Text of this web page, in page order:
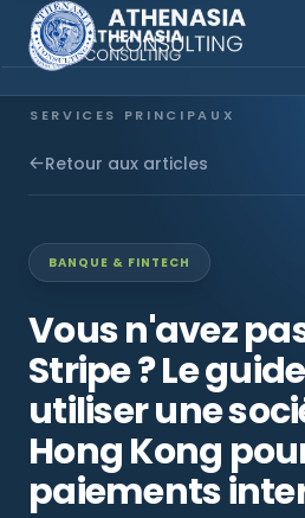
SERVICES PRINCIPAUX
Constitution de société
EXPLORER
À propos
Actualités
Retour aux articles
BANQUE & FINTECH
Vous n'avez
Stripe ? Le
utiliser une
Hong Kong
paiements